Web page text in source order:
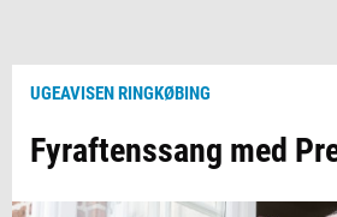
UGEAVISEN RINGKØBING
Fyraftenssang med